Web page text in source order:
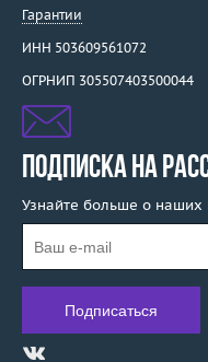
Гарантии
ИНН 503609561072
ОГРНИП 305507403500044
ПОДПИСКА НА
Узнайте больше о наших